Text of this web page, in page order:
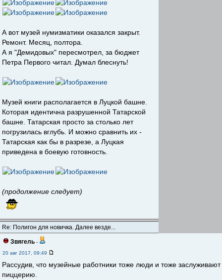
А вот музей нумизматики оказался закрыт.
Ремонт. Месяц, полтора.
А я "Демидовых" пересмотрел, за бюджет
Петра Первого читал. Думал блеснуть!
Музей книги располагается в Луцкой башне.
Которая идентична разрушенной Татарской
башне. Татарская просто за столько лет
погрузилась вглубь. И можно сравнить их -
Татарская как бы в разрезе, а Луцкая
приведена в боевую готовность.
(продолжение следует)
Re: Полигон для новичка. Далее везде...
Звягель -
20 авг 2017, 09:49
Рассудив, что музейные работники тоже люди и тоже
пиццерию.